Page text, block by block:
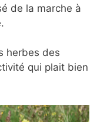
de la marche à
herbes des
qui plait bien